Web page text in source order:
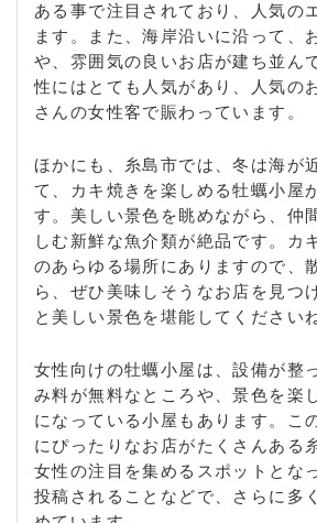
ある事で注目されており、人気の
ます。また、海岸沿いに沿って、
や、雰囲気の良いお店が建ち並ん
性にはとても人気があり、人気の
さんの女性客で賑わっています。
ほかにも、糸島市では、冬は海が
て、カキ焼きを楽しめる牡蠣小屋
す。美しい景色を眺めながら、仲
しむ新鮮な魚介類が絶品です。カ
のあらゆる場所にありますので、
ら、ぜひ美味しそうなお店を見つ
と美しい景色を堪能してください
女性向けの牡蠣小屋は、設備が整
み料が無料なところや、景色を楽
になっている小屋もあります。こ
にぴったりなお店がたくさんある
女性の注目を集めるスポットとな
投稿されることなどで、さらに多